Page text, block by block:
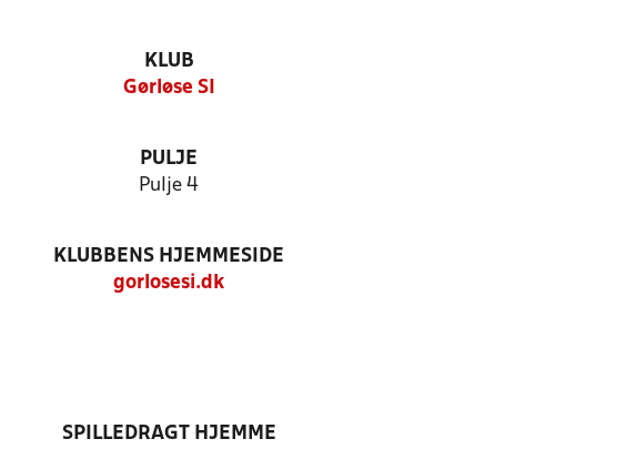
KLUB
Gørløse SI
PULJE
Pulje 4
KLUBBENS HJEMMESIDE
gorlosesi.dk
SPILLEDRAGT HJEMME